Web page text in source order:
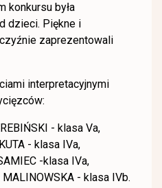
konkursu była
dzieci. Piękne i
zaprezentowali
interpretacyjnymi
- klasa Va,
- klasa IVa,
-klasa IVa,
- klasa IVb.